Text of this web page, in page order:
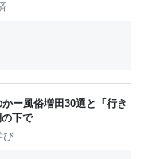
ー風俗増田30選と「行き
下で
び